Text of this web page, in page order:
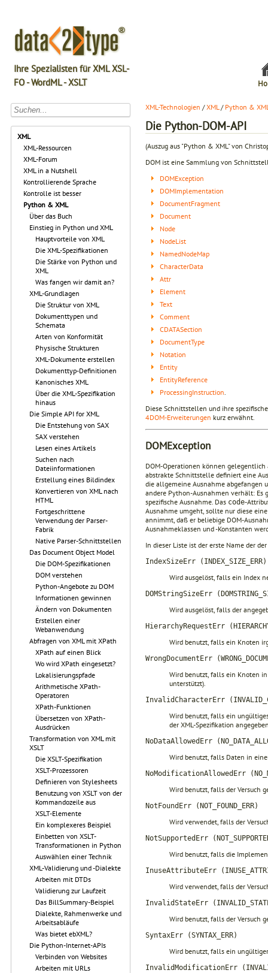
Ihre Spezialisten für XML XSL-
FO - WordML - XSLT
XML
XML-Ressourcen
XML-Forum
XML in a Nutshell
Kontrollierende Sprache
Kontrolle ist besser
Python & XML
Über das Buch
Einstieg in Python und XML
Hauptvorteile von XML
Die XML-Spezifikationen
Die Stärke von Python und
XML
Was fangen wir damit an?
XML-Grundlagen
Die Struktur von XML
Dokumenttypen und
Schemata
Arten von Konformität
Physische Strukturen
XML-Dokumente erstellen
Dokumenttyp-Definitionen
Kanonisches XML
Über die XML-Spezifikation
hinaus
Die Simple API for XML
Die Entstehung von SAX
SAX verstehen
Lesen eines Artikels
Suchen nach
Dateiinformationen
Erstellung eines Bildindex
Konvertieren von XML nach
HTML
Fortgeschrittene
Verwendung der Parser-
Fabrik
Native Parser-Schnittstellen
Das Document Object Model
Die DOM-Spezifikationen
DOM verstehen
Python-Angebote zu DOM
Informationen gewinnen
Ändern von Dokumenten
Erstellen einer
Webanwendung
Abfragen von XML mit XPath
XPath auf einen Blick
Wo wird XPath eingesetzt?
Lokalisierungspfade
Arithmetische XPath-
Operatoren
XPath-Funktionen
Übersetzen von XPath-
Ausdrücken
Transformation von XML mit
XSLT
Die XSLT-Spezifikation
XSLT-Prozessoren
Definieren von Stylesheets
Benutzung von XSLT von der
Kommandozeile aus
XSLT-Elemente
Ein komplexeres Beispiel
Einbetten von XSLT-
Transformationen in Python
Auswählen einer Technik
XML-Validierung und -Dialekte
Arbeiten mit DTDs
Validierung zur Laufzeit
Das BillSummary-Beispiel
Dialekte, Rahmenwerke und
Arbeitsabläufe
Was bietet ebXML?
Die Python-Internet-APIs
Verbinden von Websites
Arbeiten mit URLs
XML-Technologien /XML/ Python &
Die Python-DOM-API
(Auszug aus "Python & XML" von
DOM ist eine Sammlung von
DOMException
DOMImplementation
DocumentFragment
Document
Node
NodeList
NamedNodeMap
CharacterData
Attr
Element
Text
Comment
CDATASection
DocumentType
Notation
Entity
EntityReference
ProcessingInstruction
Diese Schnittstellen und ihre
4DOM-Erweiterungen kurz erwähnt.
DOMException
DOM-Operationen können
abstrakte Schnittstelle definiert eine
die allgemeine Ausnahme abgefangen
andere Python-Ausnahmen verhält: Es
spezifische Ausnahme. Das code-
Ausnahme umgeht, sollte nur diese
annimmt, daß er beliebige DOM-
Ausnahmeklassen und -Konstanten
In dieser Liste ist der erste Name der
IndexSizeErr (INDEX_SIZE_ERR)
Wird ausgelöst, falls ein Index
DOMStringSizeErr
Wird ausgelöst, falls der
HierarchyRequestErr
Wird benutzt, falls ein Knoten
WrongDocumentErr
Wird benutzt, falls ein Knoten
unterstützt).
InvalidCharacterErr
Wird benutzt, falls ein
der XML-Spezifikation
NoDataAllowedErr
Wird benutzt, falls Daten in
NoModificationAllowedErr
Wird benutzt, falls der Versuch
NotFoundErr (NOT_FOUND_ERR)
Wird verwendet, falls der
NotSupportedErr
Wird benutzt, falls die
InuseAttributeErr
Wird verwendet, falls der
InvalidStateErr
Wird benutzt, falls der Versuch
SyntaxErr (SYNTAX_ERR)
Wird benutzt, falls ein
InvalidModificationErr